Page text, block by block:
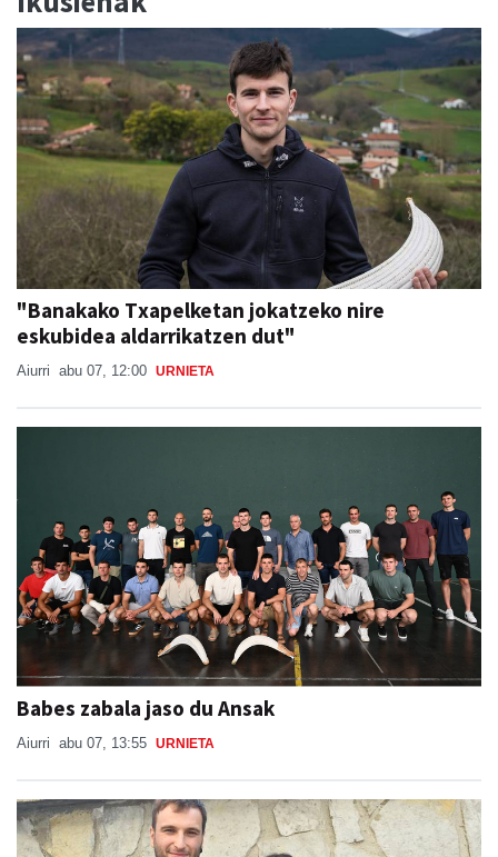
"Banakako Txapelketan jokatzeko nire
eskubidea aldarrikatzen dut"
Aiurri abu 07, 12:00 URNIETA
Babes zabala jaso du Ansak
Aiurri abu 07, 13:55 URNIETA